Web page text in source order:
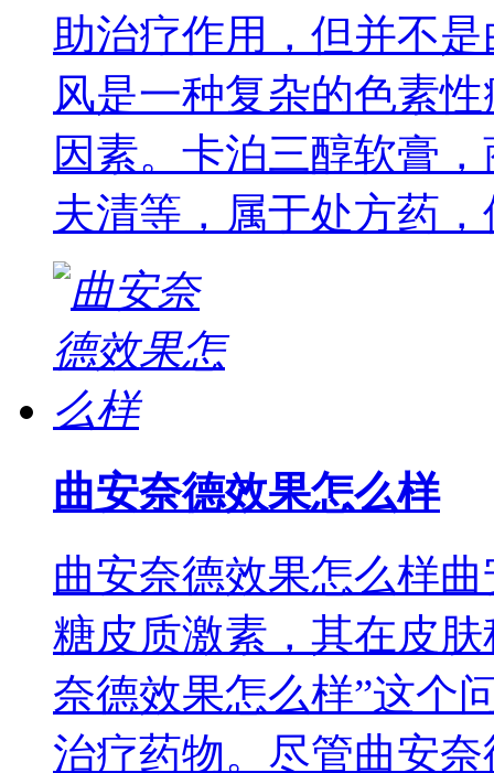
助治疗作用，但并不
风是一种复杂的色素
因素。卡泊三醇软膏
夫清等，属于处方药，
曲安奈德效果怎么样
曲安奈德效果怎么样
糖皮质激素，其在皮
奈德效果怎么样”这个
治疗药物。尽管曲安